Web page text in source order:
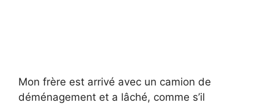
Mon frère est arrivé avec un camion de
déménagement et a lâché, comme s’il